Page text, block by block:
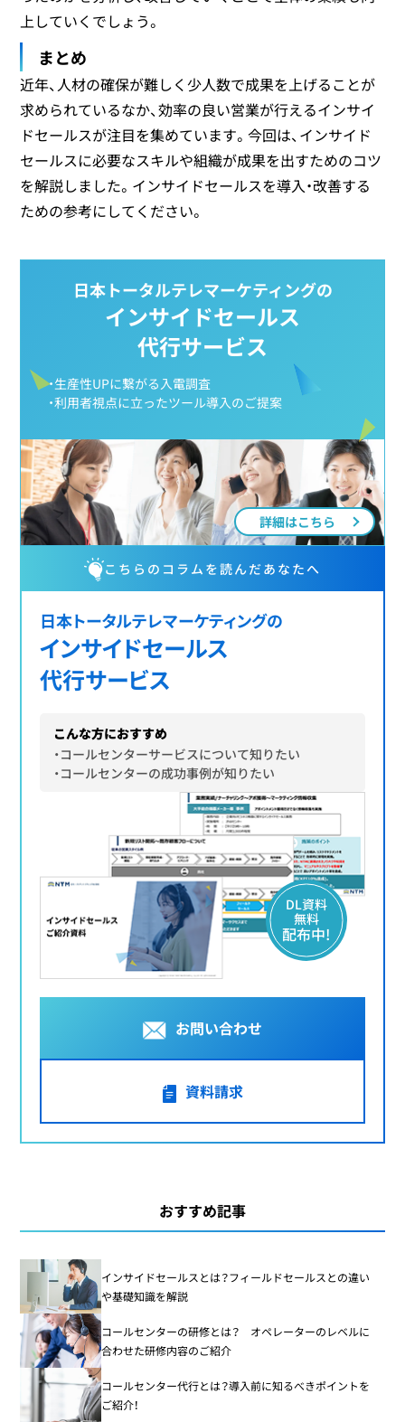
上していくでしょう。
まとめ
近年、人材の確保が難しく少人数で成果を上げることが
求められているなか、効率の良い営業が行えるインサイ
ドセールスが注目を集めています。今回は、インサイド
セールスに必要なスキルや組織が成果を出すためのコツ
を解説しました。インサイドセールスを導入・改善する
ための参考にしてください。
日本トータルテレマーケティングの
インサイドセールス
代行サービス
・生産性UPに繋がる入電調査
・利用者視点に立ったツール導入のご提案
詳細はこちら
こちらのコラムを読んだあなたへ
日本トータルテレマーケティングの
インサイドセールス
代行サービス
こんな方におすすめ
・コールセンターサービスについて知りたい
・コールセンターの成功事例が知りたい
DL資料
無料
配布中!
お問い合わせ
資料請求
おすすめ記事
インサイドセールスとは？フィールドセールスとの違い
や基礎知識を解説
コールセンターの研修とは？ オペレーターのレベルに
合わせた研修内容のご紹介
コールセンター代行とは？導入前に知るべきポイントを
ご紹介！